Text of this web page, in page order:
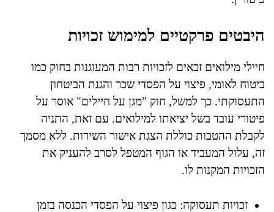
היבטים פרקטיים למימוש זכויות
חיילי מילואים זכאים לזכויות רבות המעוגנות בחוק כמו
ביטוח לאומי, פיצוי על הפסדי שכר והגנת הביטחון
התעסוקתי. כך למשל, חוק "מגן על חיילים" אוסר על
פיטורי עובד בשל יציאתו למילואים. עם זאת, התניה
לקבלת ההטבות כוללת הצגת אישור השירות. ללא מסמך
זה, עלול המעביד או הגוף המטפל לסרב להעניק את
הזכויות המקנות לו.
זכויות תעסוקה: כגון פיצוי על הפסדי הכנסה בזמן